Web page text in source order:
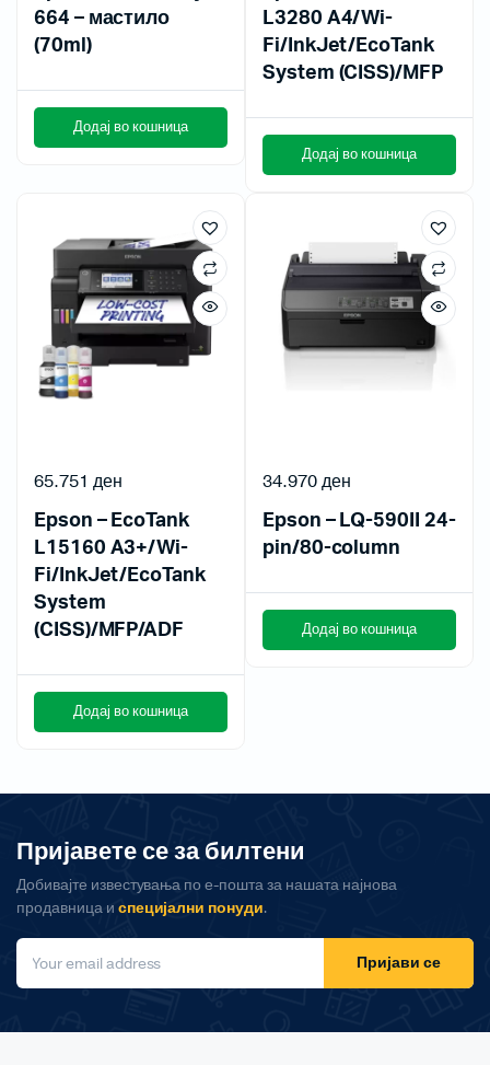
664 – мастило
(70ml)
Додај во кошница
L3280 A4/Wi-
Fi/InkJet/EcoTank
System (CISS)/MFP
Додај во кошница
Epson – EcoTank
L15160 A3+/Wi-
Fi/InkJet/EcoTank
System
(CISS)/MFP/ADF
65.751 ден
Додај во кошница
Epson – LQ-590II 24-
pin/80-column
34.970ден
Додај во кошница
Пријавете се за билтени
Добивајте известувања по е-пошта за нашата најнова
продавница и специјални понуди.
Пријави се